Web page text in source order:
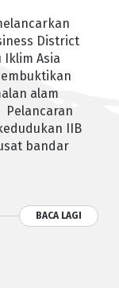
District
Iklim Asia
alam
Pelancaran
IIB
bandar
BACA LAGI